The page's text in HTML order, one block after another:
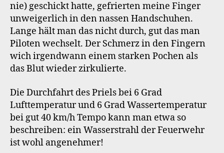
nie) geschickt hatte, gefrierten meine Finger
unweigerlich in den nassen Handschuhen.
Lange hält man das nicht durch, gut das man
Piloten wechselt. Der Schmerz in den Fingern
wich irgendwann einem starken Pochen als
das Blut wieder zirkulierte.
Die Durchfahrt des Priels bei 6 Grad
Lufttemperatur und 6 Grad Wassertemperatur
bei gut 40 km/h Tempo kann man etwa so
beschreiben: ein Wasserstrahl der Feuerwehr
ist wohl angenehmer!